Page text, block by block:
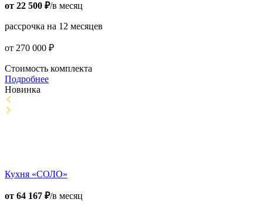
от 22 500 ₽/в месяц
рассрочка на 12 месяцев
от 270 000 ₽
Стоимость комплекта
Подробнее
Новинка
Кухня «СОЛО»
от 64 167 ₽/в месяц